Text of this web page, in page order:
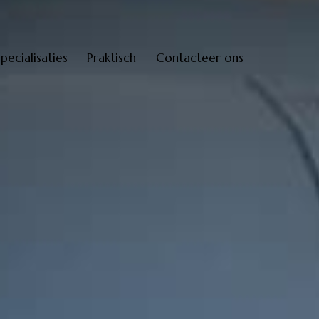
Praktisch Contacteer ons